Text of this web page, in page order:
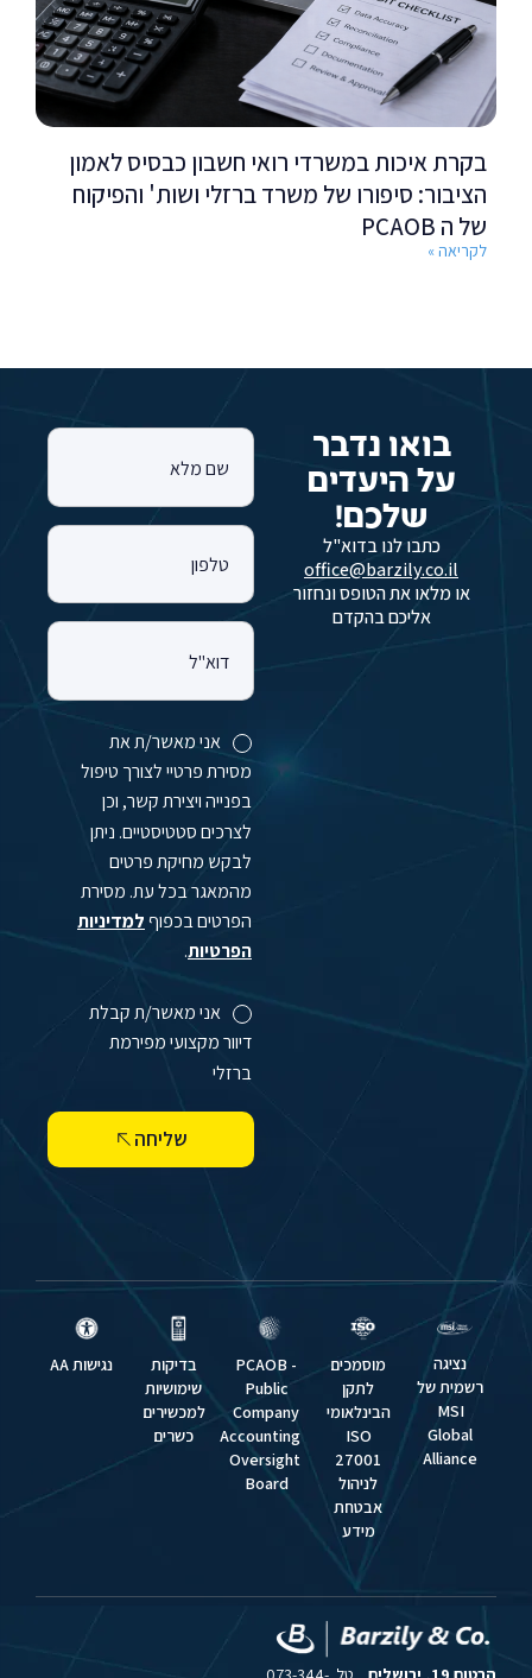
בקרת איכות במשרדי רואי חשבון כבסיס לאמון
הציבור: סיפורו של משרד ברזלי ושות' והפיקוח
של ה PCAOB
לקריאה »
בואו נדבר
על היעדים
שלכם!
כתבו לנו בדוא"ל
office@barzily.co.il
או מלאו את הטופס ונחזור
אליכם בהקדם
שם מלא
טלפון
דוא"ל
אני מאשר/ת את
מסירת פרטיי לצורך טיפול
בפנייה ויצירת קשר, וכן
לצרכים סטטיסטיים. ניתן
לבקש מחיקת פרטים
מהמאגר בכל עת. מסירת
הפרטים בכפוףלמדיניות
הפרטיות.
אני מאשר/ת קבלת
דיוור מקצועי מפירמת
ברזלי
שליחה
נציגה
רשמית של
MSI
Global
Alliance
מוסמכים
לתקן
הבינלאומי
ISO
27001
לניהול
אבטחת
מידע
PCAOB -
Public
Company
Accounting
Oversight
Board
בדיקות
שימושיות
למכשירים
כשרים
נגישות AA